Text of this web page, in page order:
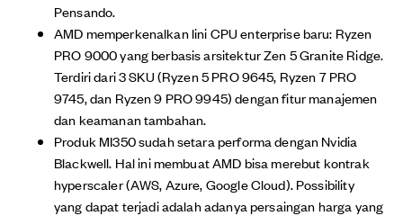
Pensando.
AMD memperkenalkan lini CPU enterprise baru: Ryzen
PRO 9000 yang berbasis arsitektur Zen 5 Granite Ridge.
Terdiri dari 3 SKU (Ryzen 5 PRO 9645, Ryzen 7 PRO
9745, dan Ryzen 9 PRO 9945) dengan fitur manajemen
dan keamanan tambahan.
Produk MI350 sudah setara performa dengan Nvidia
Blackwell. Hal ini membuat AMD bisa merebut kontrak
hyperscaler (AWS, Azure, Google Cloud). Possibility
yang dapat terjadi adalah adanya persaingan harga yang